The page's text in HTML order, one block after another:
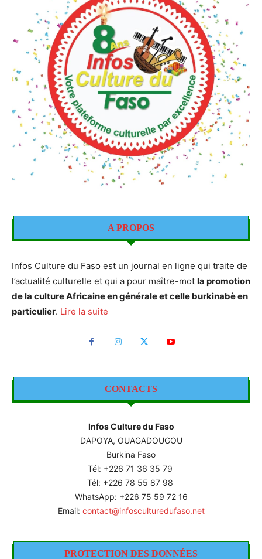
A PROPOS
Infos Culture du Faso est un journal en ligne qui traite de
l’actualité culturelle et qui a pour maître-mot la promotion
de la culture Africaine en générale et celle burkinabè en
particulier. Lire la suite
CONTACTS
Infos Culture du Faso
DAPOYA, OUAGADOUGOU
Burkina Faso
Tél: +226 71 36 35 79
Tél: +226 78 55 87 98
WhatsApp: +226 75 59 72 16
Email: contact@infosculturedufaso.net
PROTECTION DES DONNÉES